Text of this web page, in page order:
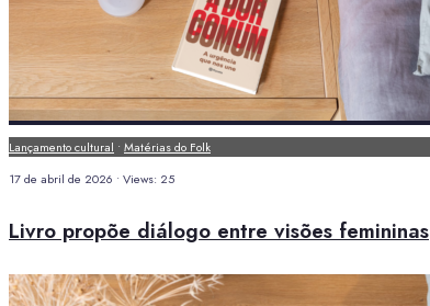
Lançamento cultural • Matérias do Folk
17 de abril de 2026 • Views: 25
Livro propõe diálogo entre visões femininas